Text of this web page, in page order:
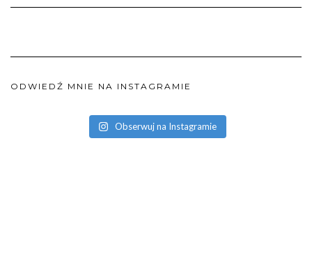
ODWIEDŹ MNIE NA INSTAGRAMIE
Obserwuj na Instagramie